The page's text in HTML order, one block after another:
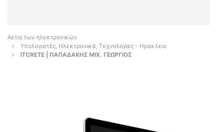
Αετοί των ηλεκτρονικών
Υπολογιστές, Ηλεκτρονικά, Τεχνολογίες - Ηρακλειο
ITCRETE | ΠΑΠΑΔΑΚΗΣ ΜΙΧ. ΓΕΩΡΓΙΟΣ